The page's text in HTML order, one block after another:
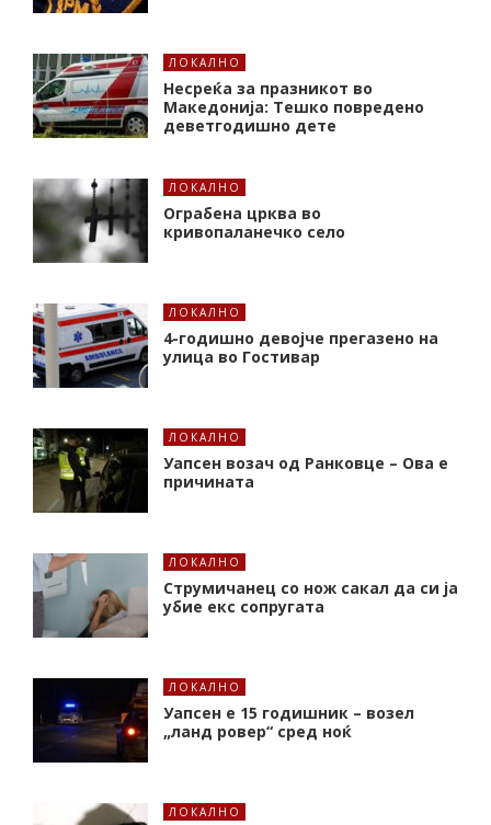
ЛОКАЛНО
Несреќа за празникот во
Македонија: Тешко повредено
деветгодишно дете
ЛОКАЛНО
Ограбена црква во
кривопаланечко село
ЛОКАЛНО
4-годишно девојче прегазено на
улица во Гостивар
ЛОКАЛНО
Уапсен возач од Ранковце – Ова е
причината
ЛОКАЛНО
Струмичанец со нож сакал да си ја
убие екс сопругата
ЛОКАЛНО
Уапсен е 15 годишник – возел
„ланд ровер“ сред ноќ
ЛОКАЛНО